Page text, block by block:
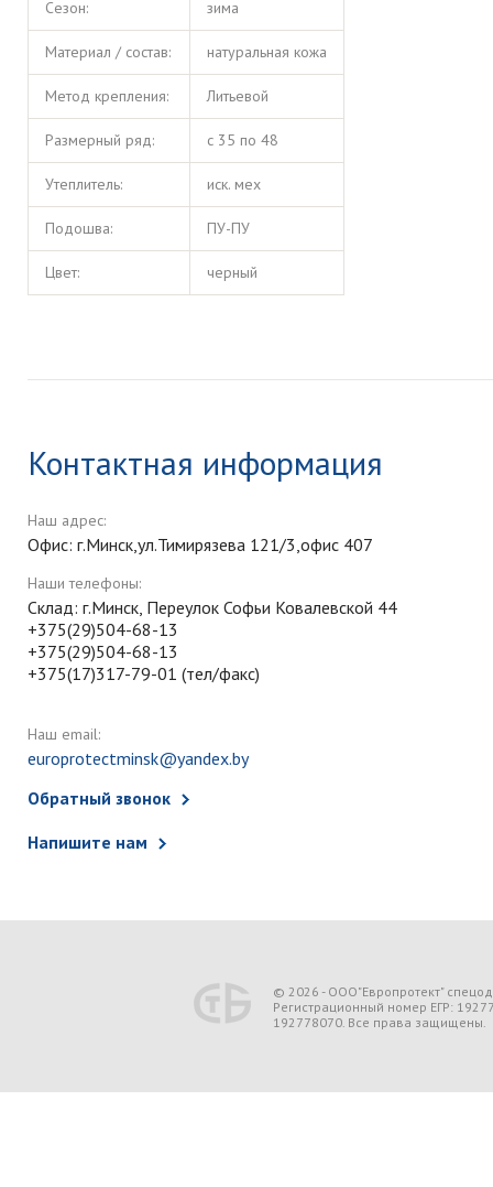
Сезон: зима
Материал / состав: натуральная кожа
Метод крепления: Литьевой
Размерный ряд: с 35 по 48
Утеплитель: иск. мех
Подошва: ПУ-ПУ
Цвет: черный
Контактная информация
Наш адрес:
Офис: г.Минск,ул.Тимирязева 121/3,офис 407
Наши телефоны:
Склад: г.Минск, Переулок Софьи Ковалевской 44
+375(29)504-68-13
+375(29)504-68-13
+375(17)317-79-01 (тел/факс)
Наш email:
europrotectminsk@yandex.by
Обратный звонок
Напишите нам
© 2026 - ООО"Европротект"
Регистрационный номер ЕГР:
192778070. Все права защищены.